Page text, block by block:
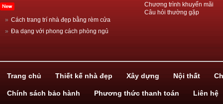
» Cách trang trí nhà đẹp bằng rèm cửa
» Đa dạng với phong cách phòng ngủ
Chương trình khuyến mãi
Câu hỏi thường gặp
Trang chủ Thiết kế nhà đẹp Xây dựng Nội thất
Chính sách bảo hành Phương thức thanh toán Liên hệ